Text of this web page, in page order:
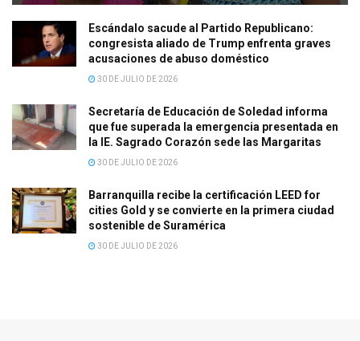
Escándalo sacude al Partido Republicano:
congresista aliado de Trump enfrenta graves
acusaciones de abuso doméstico
30 DE JULIO DE 2026
Secretaría de Educación de Soledad informa
que fue superada la emergencia presentada en
la IE. Sagrado Corazón sede las Margaritas
30 DE JULIO DE 2026
Barranquilla recibe la certificación LEED for
cities Gold y se convierte en la primera ciudad
sostenible de Suramérica
30 DE JULIO DE 2026